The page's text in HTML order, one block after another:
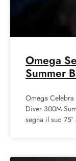
Omega
Summer
Omega Celebra
Diver 300M
segna il suo